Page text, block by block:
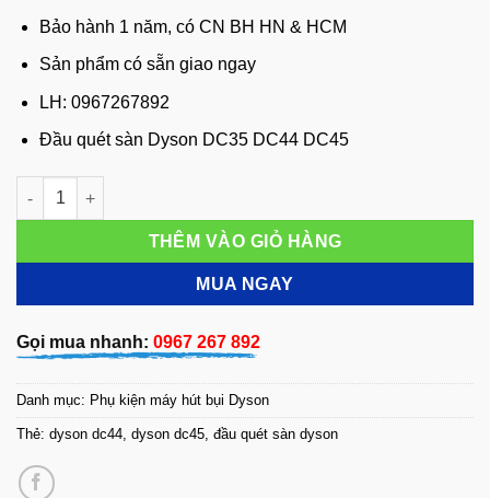
Bảo hành 1 năm, có CN BH HN & HCM
Sản phẩm có sẵn giao ngay
LH: 0967267892
Đầu quét sàn Dyson DC35 DC44 DC45
Đầu quét sàn Dyson DC35 DC44 DC45 hàng chính hãng số
THÊM VÀO GIỎ HÀNG
MUA NGAY
Gọi mua nhanh: 0967 267 892
Danh mục: Phụ kiện máy hút bụi Dyson
Thẻ: dyson dc44, dyson dc45, đầu quét sàn dyson